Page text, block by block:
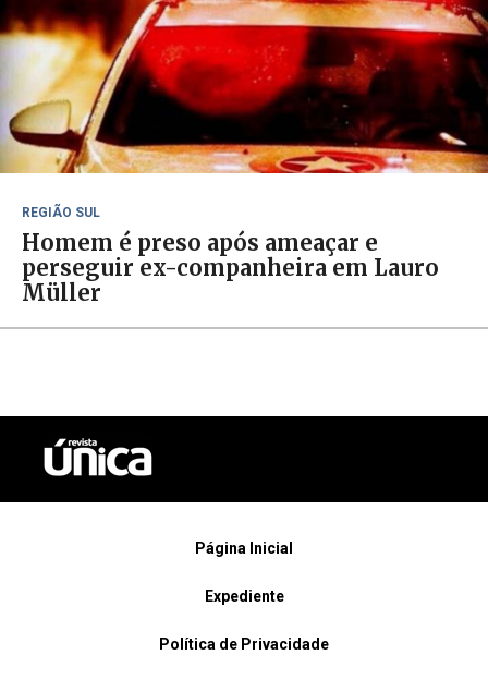
REGIÃO SUL
Homem é preso após ameaçar e
perseguir ex-companheira em Lauro
Müller
Página Inicial
Expediente
Política de Privacidade